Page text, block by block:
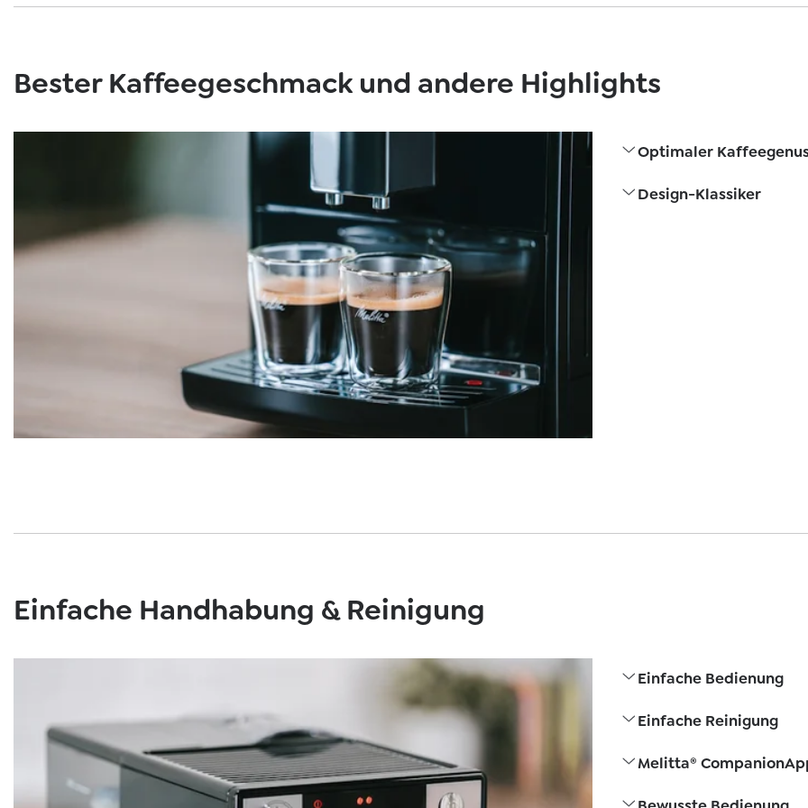
Bester Kaffeegeschmack und andere Highlights
Optimaler
Design-Klassiker
Einfache Handhabung & Reinigung
Einfache Bedienung
Einfache Reinigung
Melitta®